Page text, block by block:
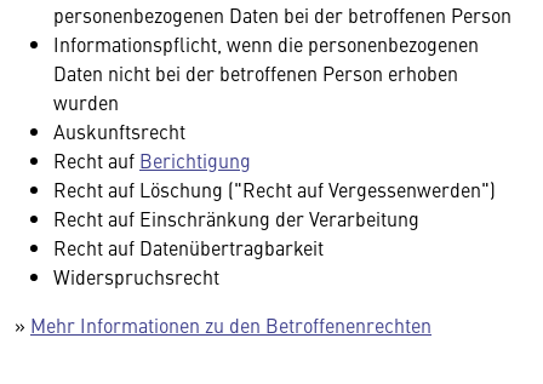
personenbezogenen Daten bei der betroffenen Person
Informationspflicht, wenn die personenbezogenen
Daten nicht bei der betroffenen Person erhoben
wurden
Auskunftsrecht
Recht auf Berichtigung
Recht auf Löschung ("Recht auf Vergessenwerden")
Recht auf Einschränkung der Verarbeitung
Recht auf Datenübertragbarkeit
Widerspruchsrecht
» Mehr Informationen zu den Betroffenenrechten